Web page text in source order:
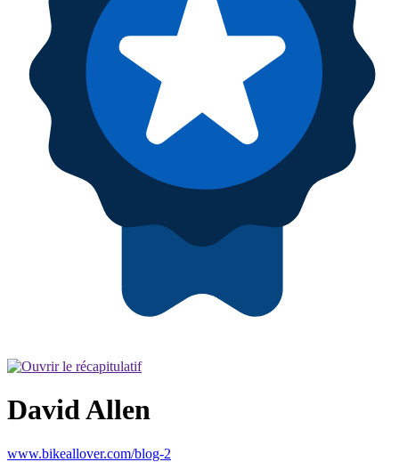
David Allen
www.bikeallover.com/blog-2